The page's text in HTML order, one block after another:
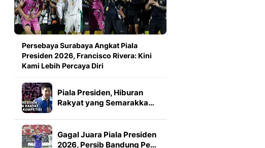
Persebaya Surabaya Angkat Piala
Presiden 2026, Francisco Rivera: Kini
Kami Lebih Percaya Diri
Piala Presiden, Hiburan
Rakyat yang Semarakka…
Gagal Juara Piala Presiden
2026, Persib Bandung Pe…